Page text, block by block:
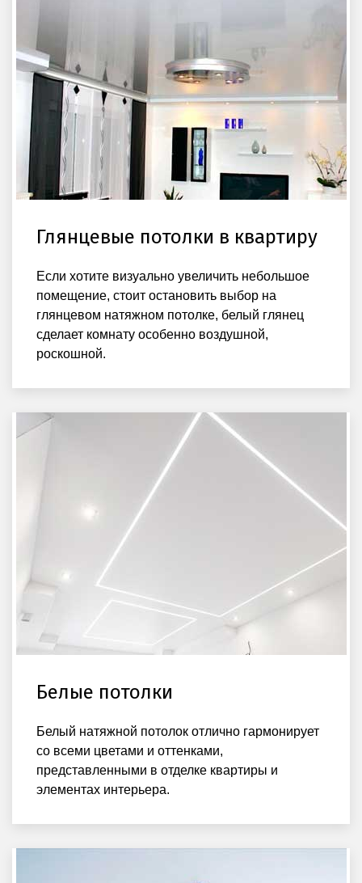
Глянцевые потолки в квартиру
Если хотите визуально увеличить небольшое
помещение, стоит остановить выбор на
глянцевом натяжном потолке, белый глянец
сделает комнату особенно воздушной,
роскошной.
Белые потолки
Белый натяжной потолок отлично гармонирует
со всеми цветами и оттенками,
представленными в отделке квартиры и
элементах интерьера.